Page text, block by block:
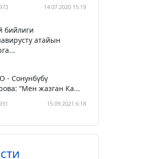
14.07.2020 15:19
бийлиги
атайын
- Сонунбүбү
“Мен жазган Ка...
15.09.2021 6:18